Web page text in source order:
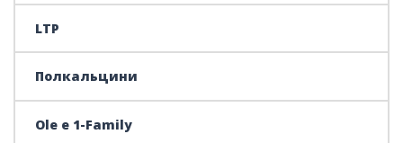
LTP
Полкальцини
Ole e 1-Family